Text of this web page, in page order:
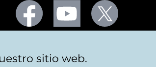
Facebook Youtube
sitio web.